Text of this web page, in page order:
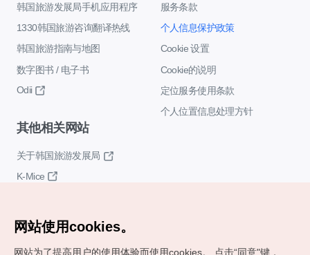
韩国旅游发展局手机应用程序
1330韩国旅游咨询翻译热线
韩国旅游指南与地图
数字图书 / 电子书
Odii
服务条款
个人信息保护政策
Cookie 设置
Cookie的说明
定位服务使用条款
个人位置信息处理方针
其他相关网站
关于韩国旅游发展局
K-Mice
网站使用cookies。
网站为了提高用户的使用体验而使用cookies。 点击“同意"键，